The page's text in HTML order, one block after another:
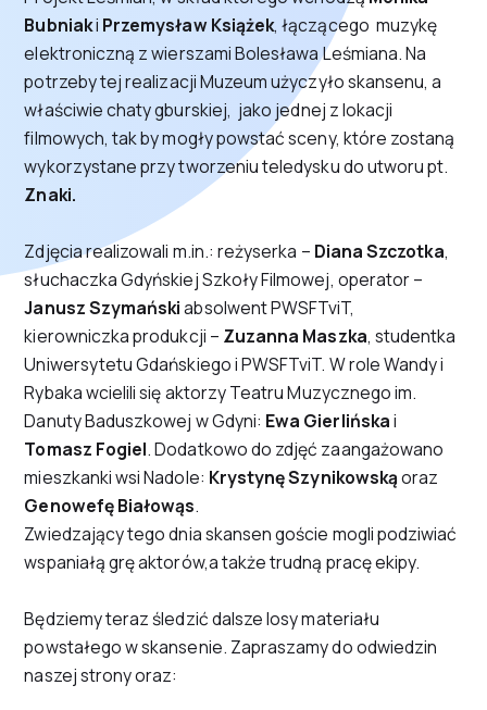
Bubniaki Przemysław Książek, łączącego muzykę
elektroniczną z wierszami Bolesława Leśmiana. Na
potrzeby tej realizacji Muzeum użyczyło skansenu, a
właściwie chaty gburskiej, jako jednej z lokacji
filmowych, tak by mogły powstać sceny, które zostaną
wykorzystane przy tworzeniu teledysku do utworu pt.
Znaki.
Zdjęcia realizowali m.in.: reżyserka – Diana Szczotka,
słuchaczka Gdyńskiej Szkoły Filmowej, operator –
Janusz Szymańskiabsolwent PWSFTviT,
kierowniczka produkcji – Zuzanna Maszka, studentka
Uniwersytetu Gdańskiego i PWSFTviT. W role Wandy i
Rybaka wcielili się aktorzy Teatru Muzycznego im.
Danuty Baduszkowej w Gdyni: Ewa Gierlińskai
Tomasz Fogiel. Dodatkowo do zdjęć zaangażowano
mieszkanki wsi Nadole: Krystynę Szynikowskąoraz
Genowefę Białowąs.
Zwiedzający tego dnia skansen goście mogli podziwiać
wspaniałą grę aktorów,a także trudną pracę ekipy.
Będziemy teraz śledzić dalsze losy materiału
powstałego w skansenie. Zapraszamy do odwiedzin
naszej strony oraz: